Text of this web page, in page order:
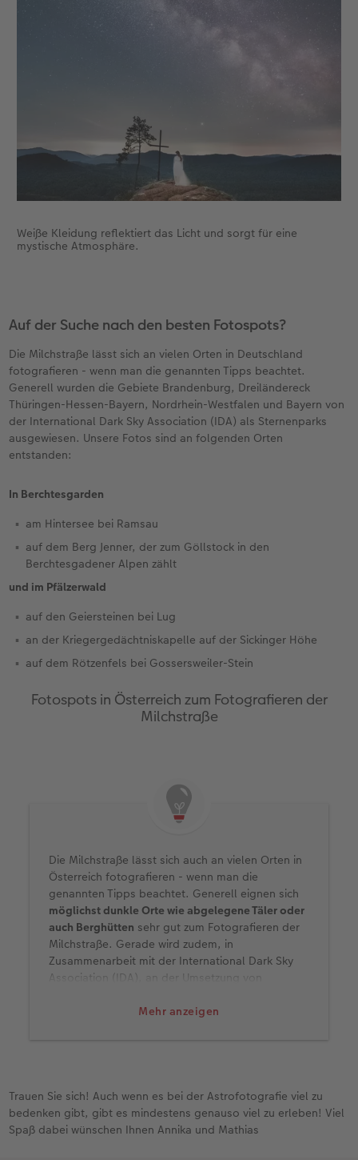
Weiße Kleidung reflektiert das Licht und sorgt für eine
mystische Atmosphäre.
Auf der Suche nach den besten Fotospots?
Die Milchstraße lässt sich an vielen Orten in Deutschland
fotografieren - wenn man die genannten Tipps beachtet.
Generell wurden die Gebiete Brandenburg, Dreiländereck
Thüringen-Hessen-Bayern, Nordrhein-Westfalen und Bayern von
der International Dark Sky Association (IDA) als Sternenparks
ausgewiesen. Unsere Fotos sind an folgenden Orten
entstanden:
In Berchtesgarden
am Hintersee bei Ramsau
auf dem Berg Jenner, der zum Göllstock in den
Berchtesgadener Alpen zählt
und im Pfälzerwald
auf den Geiersteinen bei Lug
an der Kriegergedächtniskapelle auf der Sickinger Höhe
auf dem Rötzenfels bei Gossersweiler-Stein
Fotospots in Österreich zum Fotografieren der
Milchstraße
Mehr anzeigen
Die Milchstraße lässt sich auch an vielen Orten in
Österreich fotografieren - wenn man die
genannten Tipps beachtet. Generell eignen sich
möglichst dunkle Orte wie abgelegene Täler oder
auch Berghütten sehr gut zum Fotografieren der
Milchstraße. Gerade wird zudem, in
Zusammenarbeit mit der International Dark Sky
Association (IDA), an der Umsetzung von
an der Hohen Dirn in den Kalkalpen gearbeitet.
Trauen Sie sich! Auch wenn es bei der Astrofotografie viel zu
bedenken gibt, gibt es mindestens genauso viel zu erleben! Viel
Spaß dabei wünschen Ihnen Annika und Mathias